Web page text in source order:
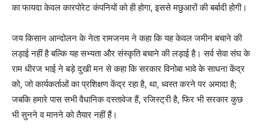
का फायदा केवल कारपोरेट कंपनियों को ही होगा, इससे मछुआरों की बर्बादी होगी।
जय किसान आन्दोलन के नेता रामजनम ने कहा कि यह केवल जमीन बचाने की
लड़ाई नहीं है बल्कि यह सभ्यता और संस्कृति बचाने की लड़ाई है। सर्व सेवा संघ के
राम धीरज भाई ने बड़े दुखी मन से कहा कि सरकार विनोबा भावे के साधना केंद्र
को, जो कार्यकर्ताओं का प्रशिक्षण केंद्र रहा है, था, ध्वस्त करने पर अमादा है;
जबकि हमारे पास सभी वैधानिक दस्तावेज हैं, रजिस्ट्री है, फिर भी सरकार कुछ
भी सुनने व मानने को तैयार नहीं हैं।